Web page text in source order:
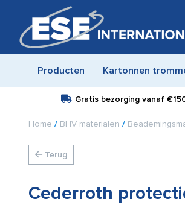
Producten Kartonnen
Gratis bezorging vanaf
Home / BHV materialen /
Terug
Cederroth